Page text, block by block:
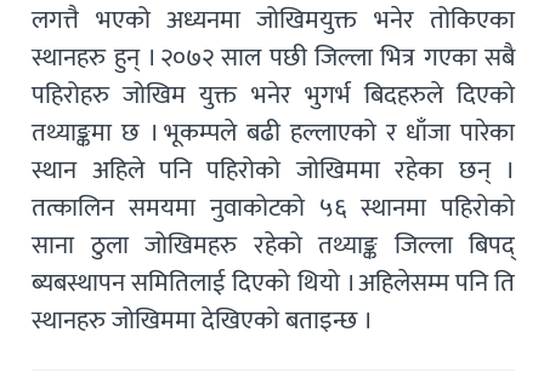
लगत्तै भएको अध्यनमा जोखिमयुक्त भनेर तोकिएका
स्थानहरु हुन् । २०७२ साल पछी जिल्ला भित्र गएका सबै
पहिरोहरु जोखिम युक्त भनेर भुगर्भ बिदहरुले दिएको
तथ्याङ्कमा छ । भूकम्पले बढी हल्लाएको र धाँजा पारेका
स्थान अहिले पनि पहिरोको जोखिममा रहेका छन् ।
तत्कालिन समयमा नुवाकोटको ५६ स्थानमा पहिरोको
साना ठुला जोखिमहरु रहेको तथ्याङ्क जिल्ला बिपद्
ब्यबस्थापन समितिलाई दिएको थियो । अहिलेसम्म पनि ति
स्थानहरु जोखिममा देखिएको बताइन्छ ।